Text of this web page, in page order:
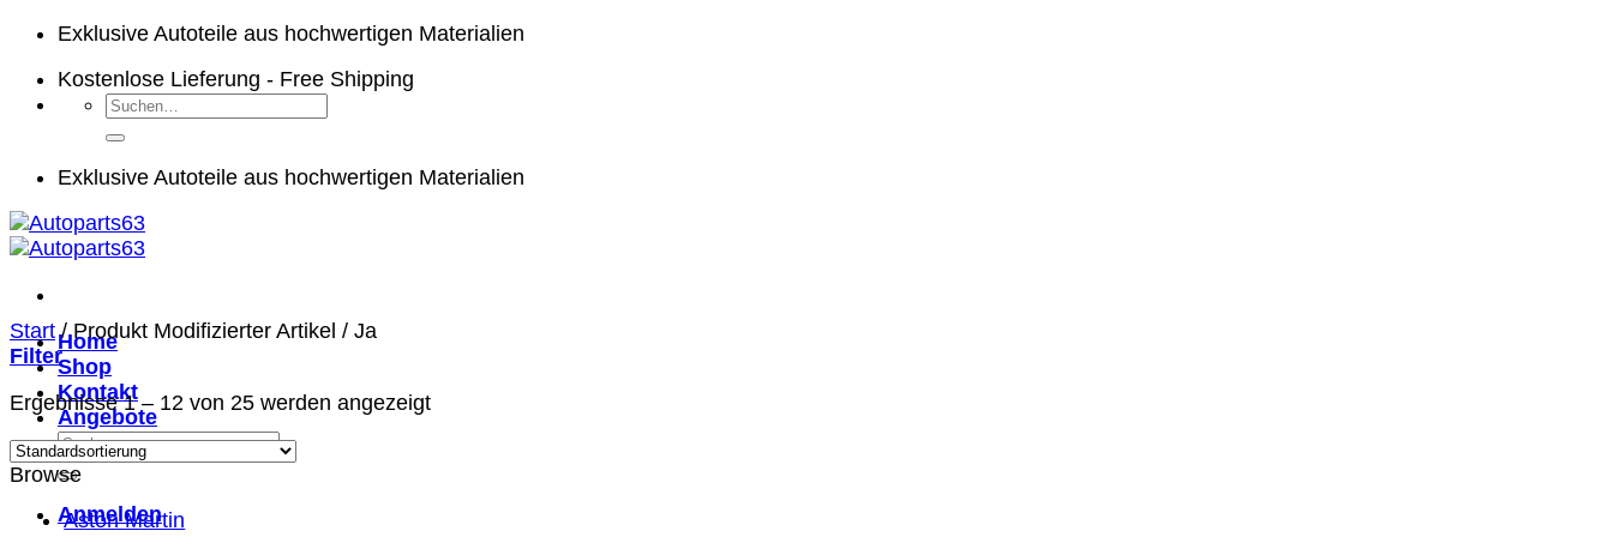
Zum
springen
Exklusive Autoteile aus hochwertigen Materialien
Kostenlose Lieferung - Free Shipping
Suchen
nach:
Exklusive Autoteile aus hochwertigen Materialien
Home
Shop
Kontakt
Angebote
Suchen
nach:
Anmelden
Start /Produkt Modifizierter Artikel / Ja
Filter
Ergebnisse 1 – 12 von 25 werden angezeigt
Browse
Aston Martin